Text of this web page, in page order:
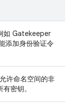
如 Gatekeeper
添加身份验证令
许命名空间的非
密钥。